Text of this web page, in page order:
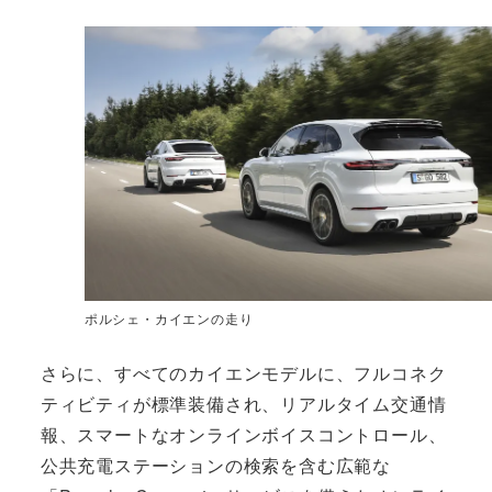
ポルシェ・カイエンの走り
さらに、すべてのカイエンモデルに、フルコネク
ティビティが標準装備され、リアルタイム交通情
報、スマートなオンラインボイスコントロール、
公共充電ステーションの検索を含む広範な